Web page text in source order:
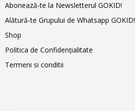
Abonează-te la Newsletterul GOKID!
Alătură-te Grupului de Whatsapp GOKID!
Shop
Politica de Confidențialitate
Termeni si conditii